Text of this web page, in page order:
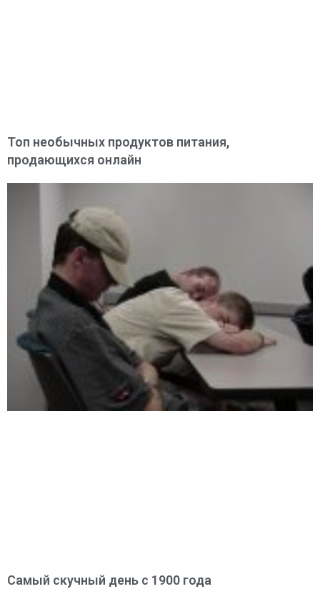
Топ необычных продуктов питания,
продающихся онлайн
Самый скучный день с 1900 года